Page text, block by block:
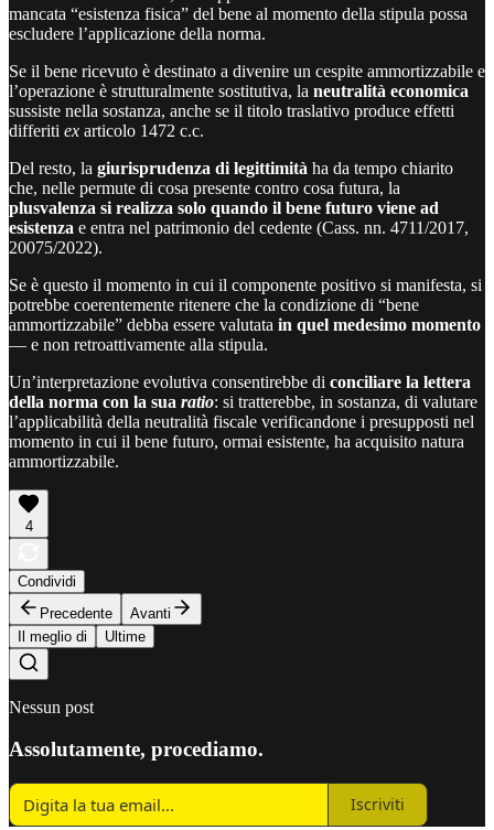
mancata “esistenza fisica” del bene al momento della stipula possa
escludere l’applicazione della norma.
Se il bene ricevuto è destinato a divenire un cespite ammortizzabile e
l’operazione è strutturalmente sostitutiva, la neutralità economica
sussiste nella sostanza, anche se il titolo traslativo produce effetti
differiti ex articolo 1472 c.c.
Del resto, la giurisprudenza di legittimità ha da tempo chiarito
che, nelle permute di cosa presente contro cosa futura, la
plusvalenza si realizza solo quando il bene futuro viene ad
esistenza e entra nel patrimonio del cedente (Cass. nn. 4711/2017,
20075/2022).
Se è questo il momento in cui il componente positivo si manifesta, si
potrebbe coerentemente ritenere che la condizione di “bene
ammortizzabile” debba essere valutata in quel medesimo momento
— e non retroattivamente alla stipula.
Un’interpretazione evolutiva consentirebbe di conciliare la lettera
della norma con la sua ratio: si tratterebbe, in sostanza, di valutare
l’applicabilità della neutralità fiscale verificandone i presupposti nel
momento in cui il bene futuro, ormai esistente, ha acquisito natura
ammortizzabile.
4
Condividi
Precedente
Avanti
Il meglio di
Ultime
Nessun post
Assolutamente, procediamo.
Iscriviti